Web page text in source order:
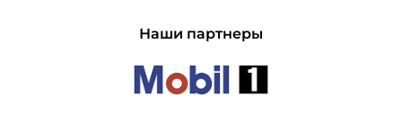
Наши партнеры